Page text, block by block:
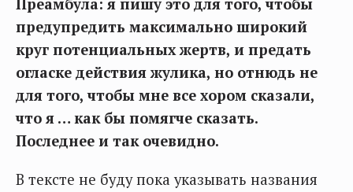
Преамбула: я пишу это для того, чтобы
предупредить максимально широкий
круг потенциальных жертв, и предать
огласке действия жулика, но отнюдь не
для того, чтобы мне все хором сказали,
что я … как бы помягче сказать.
Последнее и так очевидно.
В тексте не буду пока указывать названия